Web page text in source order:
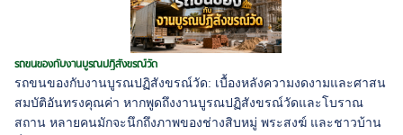
รถขนของกับงานบูรณปฏิสังขรณ์วัด
รถขนของกับงานบูรณปฏิสังขรณ์วัด: เบื้องหลังความงดงามและศาสน
สมบัติอันทรงคุณค่า หากพูดถึงงานบูรณปฏิสังขรณ์วัดและโบราณ
สถาน หลายคนมักจะนึกถึงภาพของช่างสิบหมู่ พระสงฆ์ และชาวบ้าน